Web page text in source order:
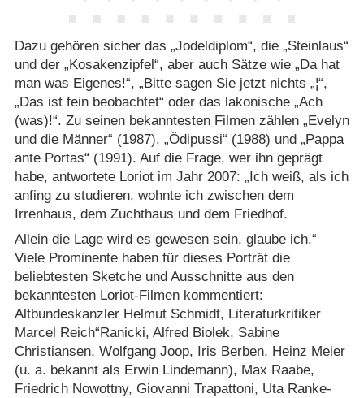
Dazu gehören sicher das „Jodeldiplom“, die „Steinlaus“
und der „Kosakenzipfel“, aber auch Sätze wie „Da hat
man was Eigenes!“, „Bitte sagen Sie jetzt nichts „¦“,
„Das ist fein beobachtet“ oder das lakonische „Ach
(was)!“. Zu seinen bekanntesten Filmen zählen „Evelyn
und die Männer“ (1987), „Ödipussi“ (1988) und „Pappa
ante Portas“ (1991). Auf die Frage, wer ihn geprägt
habe, antwortete Loriot im Jahr 2007: „Ich weiß, als ich
anfing zu studieren, wohnte ich zwischen dem
Irrenhaus, dem Zuchthaus und dem Friedhof.
Allein die Lage wird es gewesen sein, glaube ich.“
Viele Prominente haben für dieses Porträt die
beliebtesten Sketche und Ausschnitte aus den
bekanntesten Loriot-Filmen kommentiert:
Altbundeskanzler Helmut Schmidt, Literaturkritiker
Marcel Reich“Ranicki, Alfred Biolek, Sabine
Christiansen, Wolfgang Joop, Iris Berben, Heinz Meier
(u. a. bekannt als Erwin Lindemann), Max Raabe,
Friedrich Nowottny, Giovanni Trapattoni, Uta Ranke-